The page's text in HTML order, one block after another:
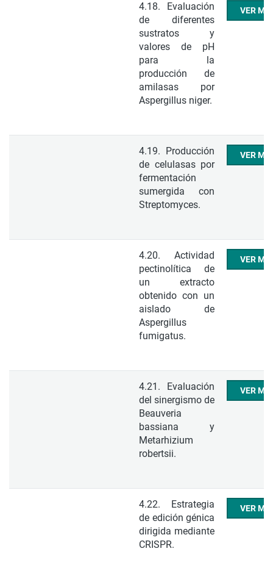
4.18. Evaluación
de diferentes
sustratos y
valores de pH
para la
producción de
amilasas por
Aspergillus niger.
VER
4.19. Producción
de celulasas por
fermentación
sumergida con
Streptomyces.
VER
4.20. Actividad
pectinolítica de
un extracto
obtenido con un
aislado de
Aspergillus
fumigatus.
VER
4.21. Evaluación
del sinergismo de
Beauveria
bassiana y
Metarhizium
robertsii.
VER
4.22. Estrategia
de edición génica
dirigida mediante
CRISPR.
VER